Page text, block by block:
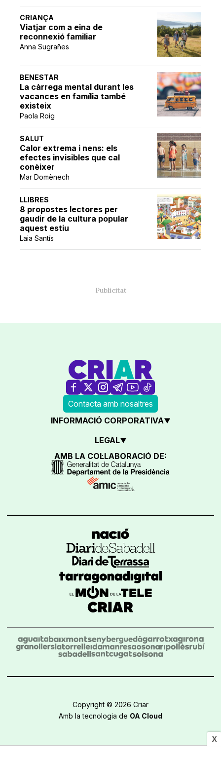
X
CRIANÇA
Viatjar com a eina de
reconnexió familiar
Anna Sugrañes
BENESTAR
La càrrega mental durant les
vacances en família també
existeix
Paola Roig
SALUT
Calor extrema i nens: els
efectes invisibles que cal
conèixer
Mar Domènech
LLIBRES
8 propostes lectores per
gaudir de la cultura popular
aquest estiu
Laia Santís
Contacta amb nosaltres
INFORMACIÓ CORPORATIVA
LEGAL
AMB LA COL·LABORACIÓ DE:
Copyright © 2026 Criar
Amb la tecnologia de OA Cloud